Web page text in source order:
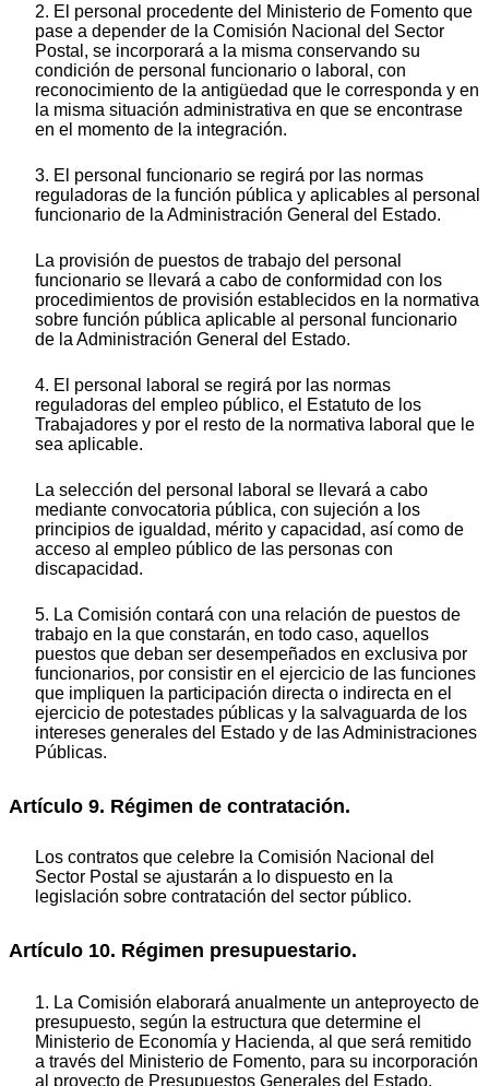
2. El personal procedente del Ministerio de Fomento que
pase a depender de la Comisión Nacional del Sector
Postal, se incorporará a la misma conservando su
condición de personal funcionario o laboral, con
reconocimiento de la antigüedad que le corresponda y en
la misma situación administrativa en que se encontrase
en el momento de la integración.
3. El personal funcionario se regirá por las normas
reguladoras de la función pública y aplicables al personal
funcionario de la Administración General del Estado.
La provisión de puestos de trabajo del personal
funcionario se llevará a cabo de conformidad con los
procedimientos de provisión establecidos en la normativa
sobre función pública aplicable al personal funcionario
de la Administración General del Estado.
4. El personal laboral se regirá por las normas
reguladoras del empleo público, el Estatuto de los
Trabajadores y por el resto de la normativa laboral que le
sea aplicable.
La selección del personal laboral se llevará a cabo
mediante convocatoria pública, con sujeción a los
principios de igualdad, mérito y capacidad, así como de
acceso al empleo público de las personas con
discapacidad.
5. La Comisión contará con una relación de puestos de
trabajo en la que constarán, en todo caso, aquellos
puestos que deban ser desempeñados en exclusiva por
funcionarios, por consistir en el ejercicio de las funciones
que impliquen la participación directa o indirecta en el
ejercicio de potestades públicas y la salvaguarda de los
intereses generales del Estado y de las Administraciones
Públicas.
Artículo 9. Régimen de contratación.
Los contratos que celebre la Comisión Nacional del
Sector Postal se ajustarán a lo dispuesto en la
legislación sobre contratación del sector público.
Artículo 10. Régimen presupuestario.
1. La Comisión elaborará anualmente un anteproyecto de
presupuesto, según la estructura que determine el
Ministerio de Economía y Hacienda, al que será remitido
a través del Ministerio de Fomento, para su incorporación
al proyecto de Presupuestos Generales del Estado.